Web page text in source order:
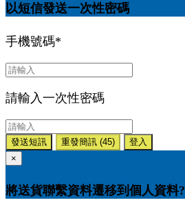
以短信發送一次性密碼
手機號碼*
請輸入一次性密碼
發送短訊 重發簡訊 (45)
登入
×
將送貨聯繫資料遷移到個人資料?